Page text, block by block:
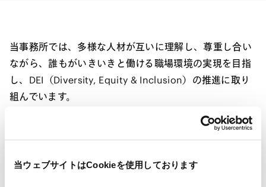
当ウェブサイトはCookieを使用しております
当事務所では、多様な人材が互いに理解し、尊重し合い
ながら、誰もがいきいきと働ける職場環境の実現を目指
し、DEI（Diversity, Equity & Inclusion）の推進に取り
組んでいます。
その一環として、5月22日（金）、当事務所の一員として
志によるランチタイムセッションを開催しました。